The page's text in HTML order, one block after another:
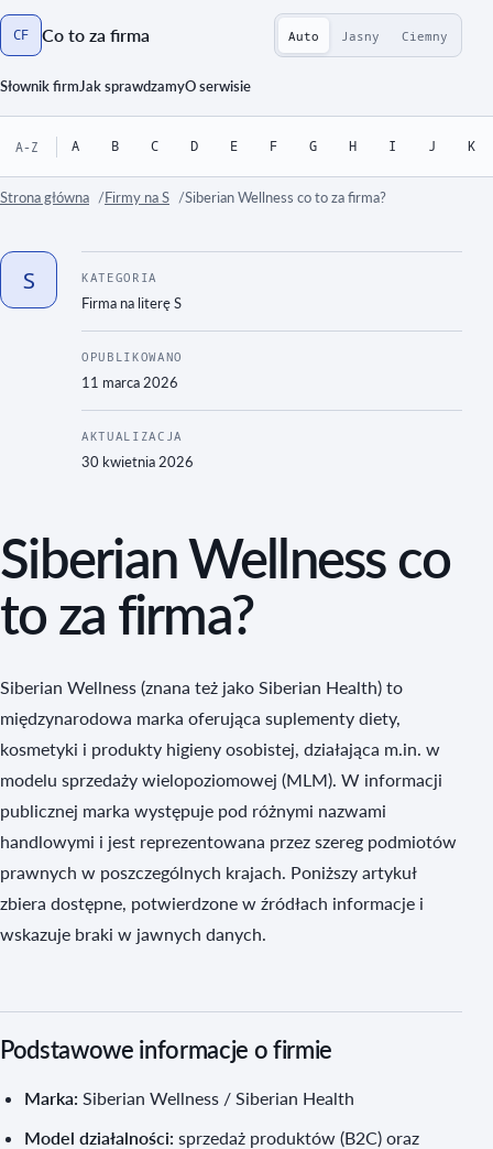
CF Co to za firma
Strona główna
Słownik firmJak sprawdzamyO serwisie
Auto Jasny Ciemny
A-Z A B C D E F G H I J K
Strona główna Firmy na S Siberian Wellness co to za firma?
S KATEGORIA
Firma na literęS
OPUBLIKOWANO
11 marca 2026
AKTUALIZACJA
30 kwietnia 2026
Siberian Wellness co
to za firma?
Siberian Wellness (znana też jako Siberian Health) to
międzynarodowa marka oferująca suplementy diety,
kosmetyki i produkty higieny osobistej, działająca m.in. w
modelu sprzedaży wielopoziomowej (MLM). W informacji
publicznej marka występuje pod różnymi nazwami
handlowymi i jest reprezentowana przez szereg podmiotów
prawnych w poszczególnych krajach. Poniższy artykuł
zbiera dostępne, potwierdzone w źródłach informacje i
wskazuje braki w jawnych danych.
Podstawowe informacje o firmie
Marka: Siberian Wellness / Siberian Health
Model działalności: sprzedaż produktów (B2C) oraz